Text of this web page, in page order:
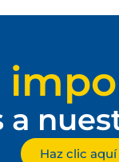
a
Haz clic aquí